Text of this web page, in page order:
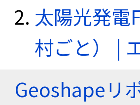
太陽光発電
村ごと） |
Geoshapeリ